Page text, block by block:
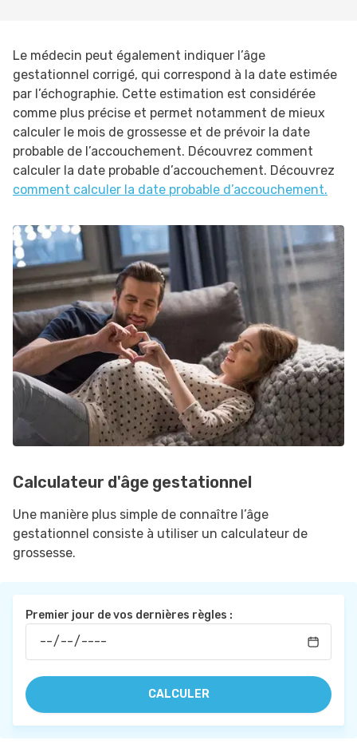
Le médecin peut également indiquer l’âge
gestationnel corrigé, qui correspond à la date estimée
par l’échographie. Cette estimation est considérée
comme plus précise et permet notamment de mieux
calculer le mois de grossesse et de prévoir la date
probable de l’accouchement. Découvrez comment
calculer la date probable d’accouchement. Découvrez
comment calculer la date probable d’accouchement.
Calculateur d'âge gestationnel
Une manière plus simple de connaître l’âge
gestationnel consiste à utiliser un calculateur de
grossesse.
Premier jour de vos dernières règles :
CALCULER